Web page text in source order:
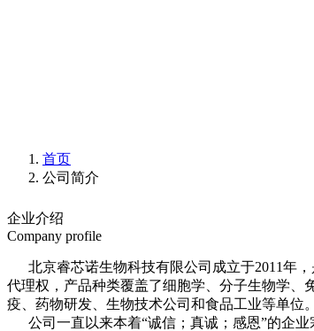
首页
公司简介
企业介绍
Company profile
北京睿芯诺生物科技有限公司成立于2011年，
代理权，产品种类覆盖了细胞学、分子生物学、
疫、药物研发、生物技术公司和食品工业等单位。
公司一直以来本着“诚信；真诚；感恩”的企业